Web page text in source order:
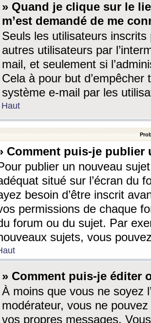
» Quand je clique sur le
m’est demandé de me
Seuls les utilisateurs
autres utilisateurs par
mail, et seulement si
Cela à pour but
système e-mail par les
Haut
Comment puis-je
publier un nouveau
situé sur l’écran du
besoin d’être inscrit
permissions de chaque
forum ou du sujet. Par
sujets, vous
» Comment puis-je éditer
À moins que vous ne soyez
modérateur, vous ne
vos propres messages.